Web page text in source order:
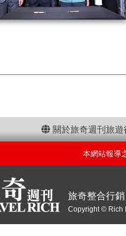
關於旅奇週刊旅
本網站報導
旅奇整合行
Copyright © Rich